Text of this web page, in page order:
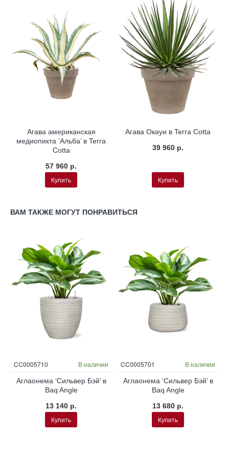
Агава американская
медиопикта ‘Альба’ в Terra
Cotta
57 960 р.
Купить
Агава Окауи в Terra Cotta
39 960 р.
Купить
ВАМ ТАКЖЕ МОГУТ ПОНРАВИТЬСЯ
CC0005710 В наличии
Аглаонема ‘Сильвер Бэй’ в
Baq Angle
13 140 р.
Купить
CC0005701 В наличии
Аглаонема ‘Сильвер Бэй’ в
Baq Angle
13 680 р.
Купить